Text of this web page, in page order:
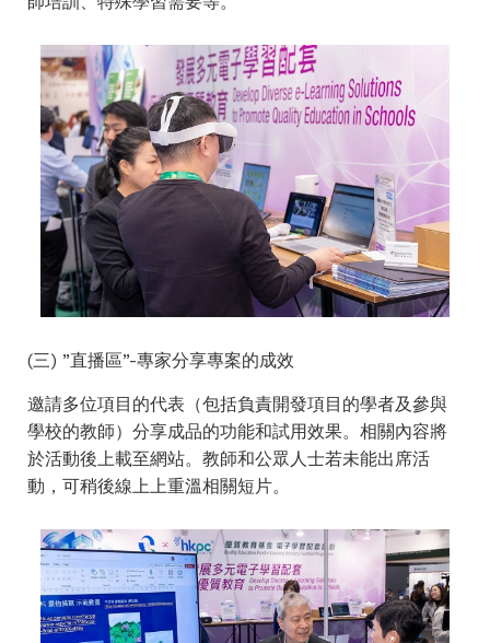
(三) ”直播區”-專家分享專案的成效
邀請多位項目的代表（包括負責開發項目的學者及參與
學校的教師）分享成品的功能和試用效果。相關內容將
於活動後上載至網站。教師和公眾人士若未能出席活
動，可稍後線上上重溫相關短片。